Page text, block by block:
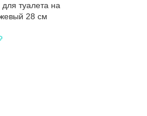
туалета на
28 см